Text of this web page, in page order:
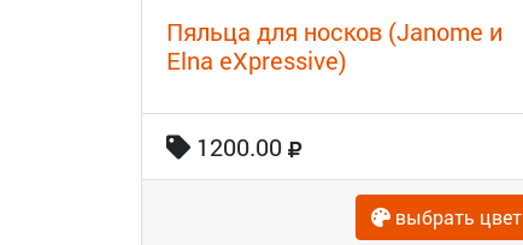
Пяльца для носков (Janome и
Elna eXpressive)
1200.00
выбрать цвет